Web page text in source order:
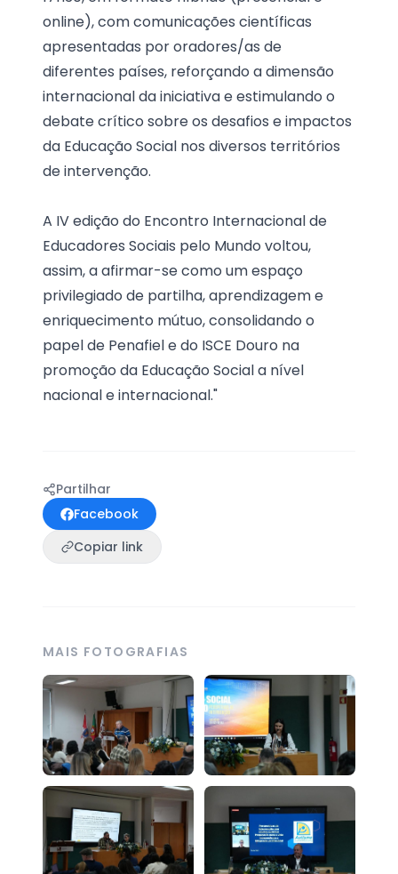
online), com comunicações científicas
apresentadas por oradores/as de
diferentes países, reforçando a dimensão
internacional da iniciativa e estimulando o
debate crítico sobre os desafios e impactos
da Educação Social nos diversos territórios
de intervenção.
A IV edição do Encontro Internacional de
Educadores Sociais pelo Mundo voltou,
assim, a afirmar-se como um espaço
privilegiado de partilha, aprendizagem e
enriquecimento mútuo, consolidando o
papel de Penafiel e do ISCE Douro na
promoção da Educação Social a nível
nacional e internacional."
Partilhar
Facebook
Copiar link
MAIS FOTOGRAFIAS